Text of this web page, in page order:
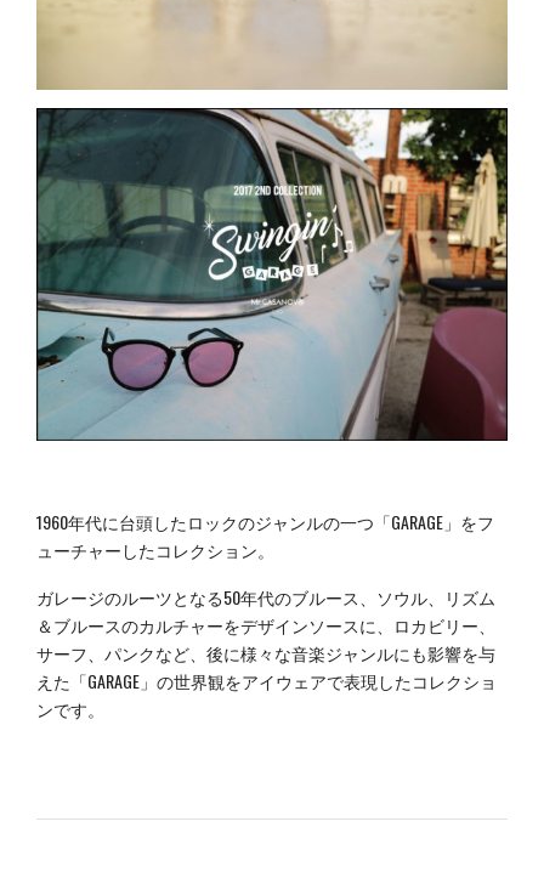
1960年代に台頭したロックのジャンルの一つ「GARAGE」をフ
ューチャーしたコレクション。
ガレージのルーツとなる50年代のブルース、ソウル、リズム
＆ブルースのカルチャーをデザインソースに、ロカビリー、
サーフ、パンクなど、後に様々な音楽ジャンルにも影響を与
えた「GARAGE」の世界観をアイウェアで表現したコレクショ
ンです。